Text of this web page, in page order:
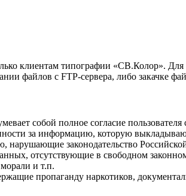
клиентам типографии «СВ.Колор».
файлов с FTP-сервера, либо закачке
собой полное согласие
за информацию, которую
нарушающие законодательство
отсутствующие в свободном
и т.п.
пропаганду наркотиков,